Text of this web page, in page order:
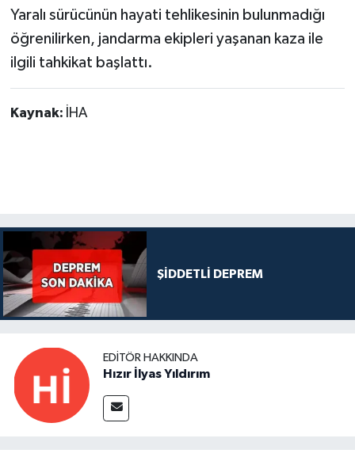
Yaralı sürücünün hayati tehlikesinin bulunmadığı
öğrenilirken, jandarma ekipleri yaşanan kaza ile
ilgili tahkikat başlattı.
Kaynak: İHA
ŞİDDETLİ DEPREM
EDITÖR HAKKINDA
Hızır İlyas Yıldırım